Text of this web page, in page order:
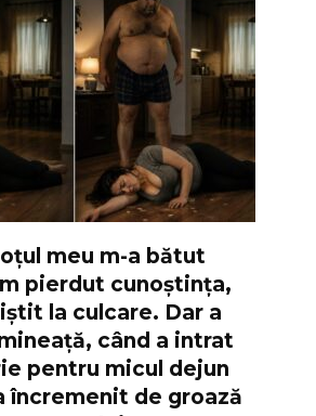
meu m-a bătut
pierdut cunoștința,
la culcare. Dar a
când a intrat
pentru micul dejun
încremenit de groază